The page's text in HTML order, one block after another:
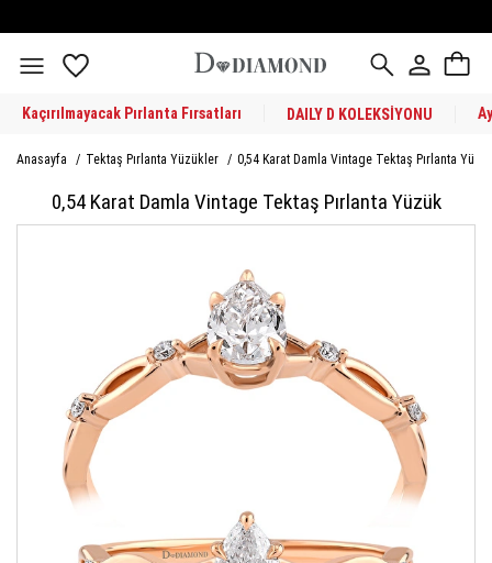
Kaçırılmayacak Pırlanta Fırsatları DAILY D KOLEKSİYONU
Anasayfa / Tektaş Pırlanta Yüzükler / 0,54 Karat Damla Vintage Tektaş Pırlanta
0,54 Karat Damla Vintage Tektaş Pırlanta Yüzük